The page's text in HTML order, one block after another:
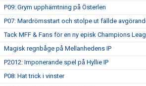
P09: Grym upphämtning på Österlen
P07: Mardrömsstart och stolpe ut fällde
Tack MFF & Fans för en ny episk Champions
Magisk regnbåge på Mellanhedens IP
P2012: Imponerande spel på Hyllie IP
P08: Hat trick i vinster